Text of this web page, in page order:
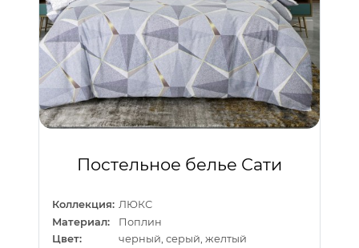
Постельное белье Сати
Коллекция: ЛЮКС
Материал:
Поплин
Цвет:
черный, серый, желтый